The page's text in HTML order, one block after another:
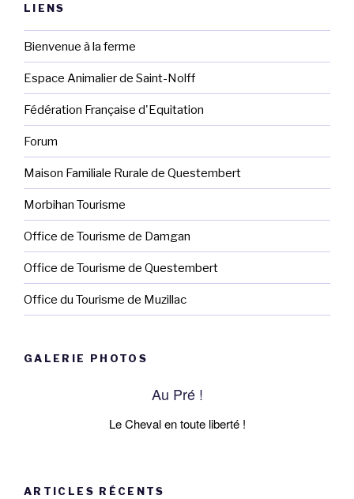
LIENS
Bienvenue à la ferme
Espace Animalier de Saint-Nolff
Fédération Française d'Equitation
Forum
Maison Familiale Rurale de Questembert
Morbihan Tourisme
Office de Tourisme de Damgan
Office de Tourisme de Questembert
Office du Tourisme de Muzillac
GALERIE PHOTOS
Au Pré !
Le Cheval en toute liberté !
ARTICLES RÉCENTS